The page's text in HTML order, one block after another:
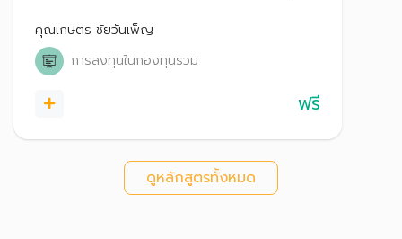
กองทุนรวมให้เหมาะกับตนเอง
คุณเกษตร ชัยวันเพ็ญ
การลงทุนในกองทุนรวม
ฟรี
ดูหลักสูตรทั้งหมด